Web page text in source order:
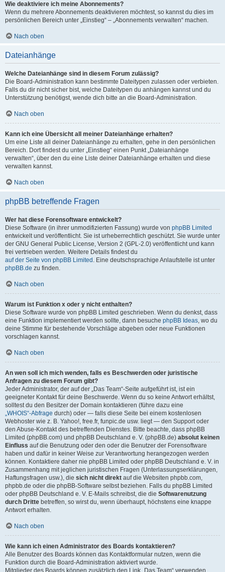
Wie deaktiviere ich meine Abonnements?
Wenn du mehrere Abonnements deaktivieren möchtest, so kannst du dies im
persönlichen Bereich unter „Einstieg“ – „Abonnements verwalten“ machen.
Nach oben
Dateianhänge
Welche Dateianhänge sind in diesem Forum zulässig?
Die Board-Administration kann bestimmte Dateitypen zulassen oder verbieten.
Falls du dir nicht sicher bist, welche Dateitypen du anhängen kannst und du
Unterstützung benötigst, wende dich bitte an die Board-Administration.
Nach oben
Kann ich eine Übersicht all meiner Dateianhänge erhalten?
Um eine Liste all deiner Dateianhänge zu erhalten, gehe in den persönlichen
Bereich. Dort findest du unter „Einstieg“ einen Punkt „Dateianhänge
verwalten“, über den du eine Liste deiner Dateianhänge erhalten und diese
verwalten kannst.
Nach oben
phpBB betreffende Fragen
Wer hat diese Forensoftware entwickelt?
Diese Software (in ihrer unmodifizierten Fassung) wurde von phpBB Limited
entwickelt und veröffentlicht. Sie ist urheberrechtlich geschützt. Sie wurde unter
der GNU General Public License, Version 2 (GPL-2.0) veröffentlicht und kann
frei vertrieben werden. Weitere Details findest du
auf der Seite von phpBB Limited . Eine deutschsprachige Anlaufstelle ist unter
phpBB.de zu finden.
Nach oben
Warum ist Funktion x oder y nicht enthalten?
Diese Software wurde von phpBB Limited geschrieben. Wenn du denkst, dass
eine Funktion implementiert werden sollte, dann besuche phpBB Ideas, wo du
deine Stimme für bestehende Vorschläge abgeben oder neue Funktionen
vorschlagen kannst.
Nach oben
An wen soll ich mich wenden, falls es Beschwerden oder juristische
Anfragen zu diesem Forum gibt?
Jeder Administrator, der auf der „Das Team“-Seite aufgeführt ist, ist ein
geeigneter Kontakt für deine Beschwerde. Wenn du so keine Antwort erhältst,
solltest du den Besitzer der Domain kontaktieren (führe dazu eine
„WHOIS“-Abfrage durch) oder — falls diese Seite bei einem kostenlosen
Webhoster wie z. B. Yahoo!, free.fr, funpic.de usw. liegt — den Support oder
den Abuse-Kontakt des betreffenden Dienstes. Bitte beachte, dass phpBB
Limited (phpBB.com) und phpBB Deutschland e. V. (phpBB.de) absolut keinen
Einfluss auf die Benutzung oder den oder die Benutzer der Forensoftware
haben und dafür in keiner Weise zur Verantwortung herangezogen werden
können. Kontaktiere daher nie phpBB Limited oder phpBB Deutschland e. V. in
Zusammenhang mit jeglichen juristischen Fragen (Unterlassungserklärungen,
Haftungsfragen usw.), die sich nicht direkt auf die Websiten phpbb.com,
phpbb.de oder die phpBB-Software selbst beziehen. Falls du phpBB Limited
oder phpBB Deutschland e. V. E-Mails schreibst, die die Softwarenutzung
durch Dritte betreffen, so wirst du, wenn überhaupt, höchstens eine knappe
Antwort erhalten.
Nach oben
Wie kann ich einen Administrator des Boards kontaktieren?
Alle Benutzer des Boards können das Kontaktformular nutzen, wenn die
Funktion durch die Board-Administration aktiviert wurde.
Mitglieder des Boards können zusätzlich den Link „Das Team“ verwenden.